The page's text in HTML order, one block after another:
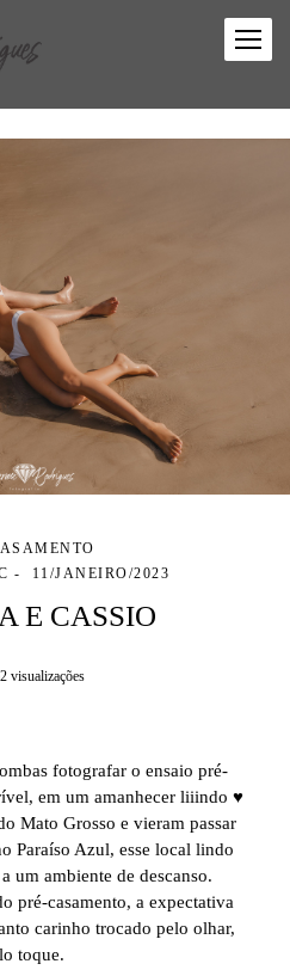
11/JANEIRO/2023
E CASSIO
visualizações
fotografar o ensaio pré-
em um amanhecer liiindo ♥
Mato Grosso e vieram passar
Paraíso Azul, esse local lindo
um ambiente de descanso.
pré-casamento, a expectativa
carinho trocado pelo olhar,
toque.